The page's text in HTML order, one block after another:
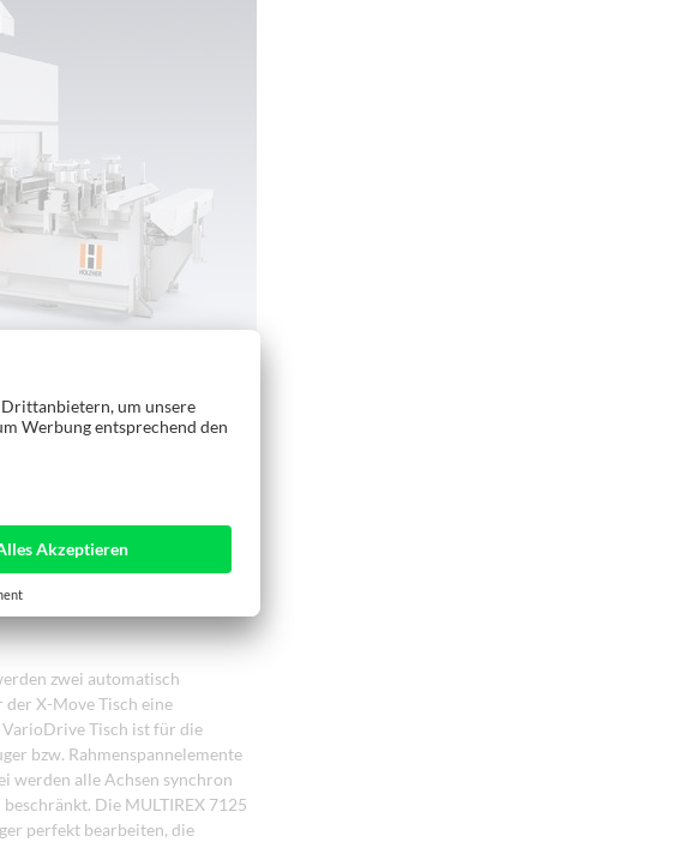
Bauart dieser
Die hochwertigen
die Anwenderzielgruppen und
Anwendungsfall anpassen.
bis zu 5440 mm und ist bei
auch die Bearbeitung langer
große Türelemente lassen sich
bzw. 1600 mm in Y-Richtung
individuelle und
zwei automatisch
X-Move Tisch eine
Tisch ist für die
bzw. Rahmenspannelemente
werden alle Achsen synchron
Die MULTIREX 7125
perfekt bearbeiten, die